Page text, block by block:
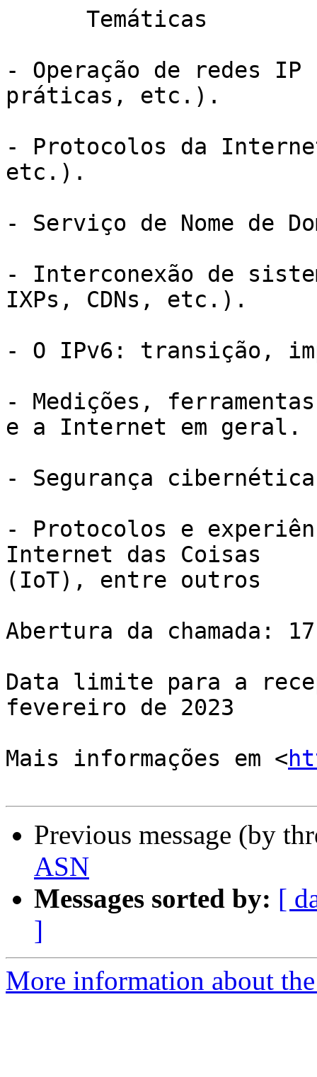
- Operação de redes IP
práticas, etc.).
- Protocolos da
etc.).
- Serviço de Nome de
- Interconexão de
IXPs, CDNs, etc.).
- O IPv6: transição,
- Medições,
e a Internet em geral.
- Segurança cibernética
- Protocolos e
Internet das Coisas
(IoT), entre outros
Abertura da chamada:
Data limite para a
fevereiro de 2023
Mais informações em <
Previous message (by
ASN
Messages sorted by: [
]
More information about